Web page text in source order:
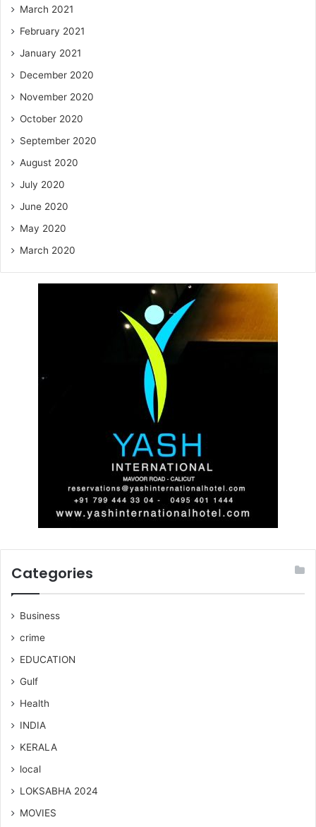
March 2021
February 2021
January 2021
December 2020
November 2020
October 2020
September 2020
August 2020
July 2020
June 2020
May 2020
March 2020
Categories
Business
crime
EDUCATION
Gulf
Health
INDIA
KERALA
local
LOKSABHA 2024
MOVIES